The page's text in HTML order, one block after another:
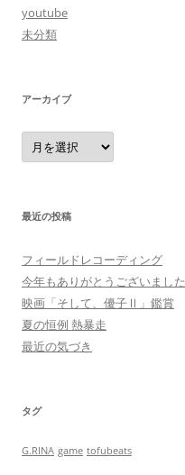
youtube
未分類
アーカイブ
ア
ー
カ
最近の投稿
フィールドレコーディング
今年もありがとうございました
映画「そして、優子Ⅱ」鑑賞
夏の恒例 熱暴走
最近の気づき
タグ
G.RINA game tofubeats